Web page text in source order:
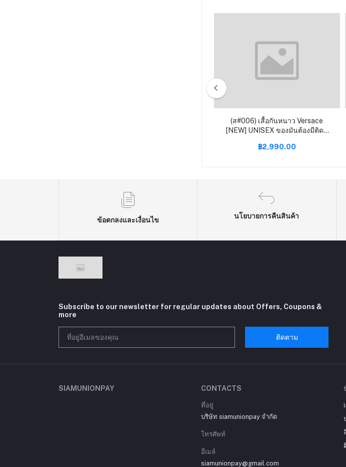
(ส#006) เสื้อกันหนาว Versace
[NEW] UNISEX ของมันต้องมีติดตู้
฿2,990.00
ข้อตกลงและเงื่อนไข
นโยบายการคืนสินค้า
Subscribe to our newsletter for regular updates about Offers, Coupons &
more
ติดตาม
SIAMUNIONPAY CONTACTS
ที่อยู่
บริษัท siamunionpay จำกัด
โทรศัพท์
อีเมล์
siamunionpay@gmail.com